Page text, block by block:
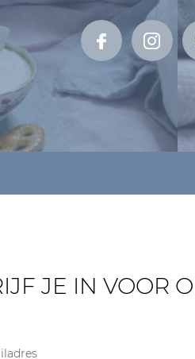
JE IN VOOR